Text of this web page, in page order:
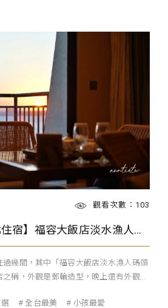
觀看次數：103
水晶安蹄 - 【新北住宿】福容大飯店淡水漁人碼頭店，躺在房上就可以看海景，養身冬之湯，絕美海景夕陽，親子旅遊絕佳選擇
過幾間，其中「福容大飯店淡水漁人碼頭
稱，外觀是郵輪造型，晚上還有外觀...
全台最美
小孩最愛